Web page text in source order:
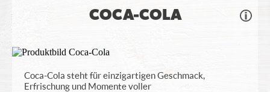
COCA-COLA
Coca-Cola steht für einzigartigen Geschmack,
Erfrischung und Momente voller